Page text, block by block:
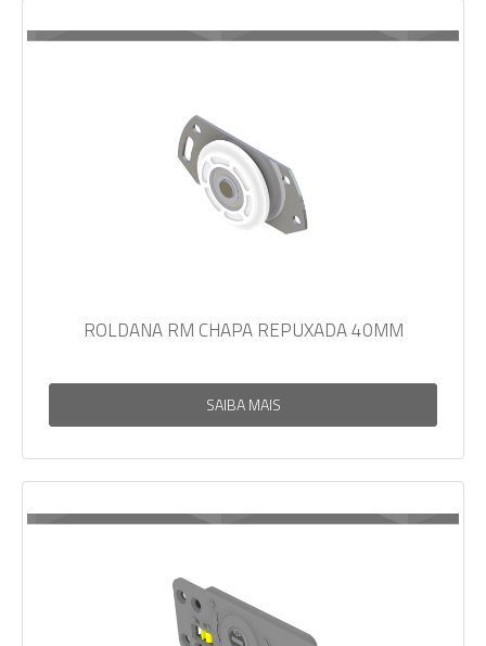
ROLDANA RM CHAPA REPUXADA 40MM
SAIBA MAIS